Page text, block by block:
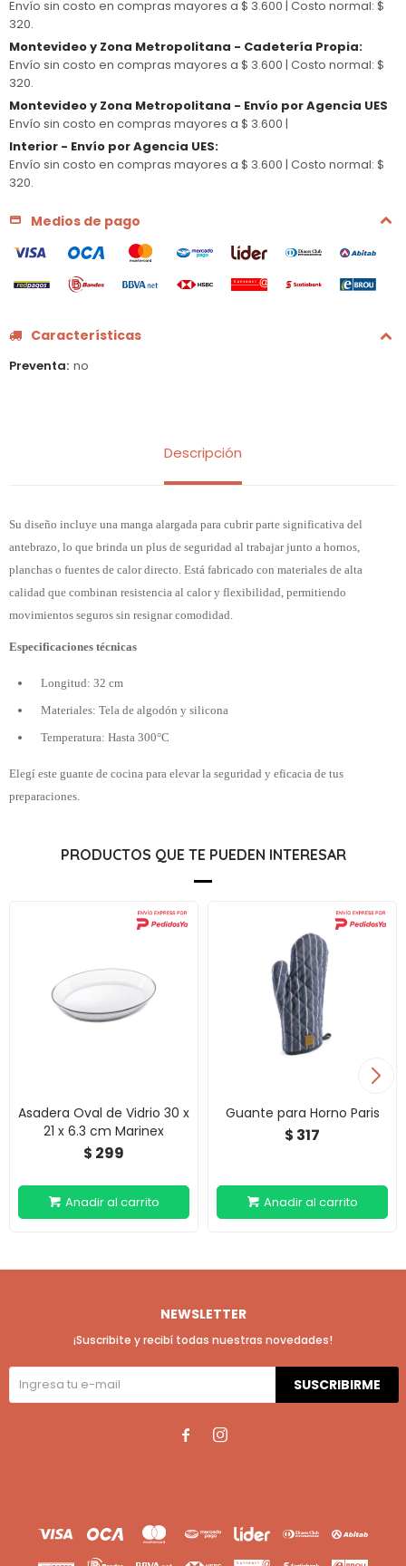
Envío sin costo en compras mayores a $ 3.600 | Costo normal: $
320.
Montevideo y Zona Metropolitana - Cadetería Propia:
Envío sin costo en compras mayores a $ 3.600 | Costo normal: $
320.
Montevideo y Zona Metropolitana - Envío por Agencia UES
Envío sin costo en compras mayores a $ 3.600 |
Interior - Envío por Agencia UES:
Envío sin costo en compras mayores a $ 3.600 | Costo normal: $
320.
Medios de pago
Características
Preventa no
Descripción
Su diseño incluye una manga alargada para cubrir parte significativa del
antebrazo, lo que brinda un plus de seguridad al trabajar junto a hornos,
planchas o fuentes de calor directo. Está fabricado con materiales de alta
calidad que combinan resistencia al calor y flexibilidad, permitiendo
movimientos seguros sin resignar comodidad.
Especificaciones técnicas
Longitud: 32 cm
Materiales: Tela de algodón y silicona
Temperatura: Hasta 300°C
Elegí este guante de cocina para elevar la seguridad y eficacia de tus
preparaciones.
PRODUCTOS QUE TE PUEDEN INTERESAR
Asadera Oval de Vidrio 30 x
21 x 6.3 cm Marinex
$ 299
Guante para Horno Paris
$ 317
NEWSLETTER
¡Suscribite y recibí todas nuestras novedades!
SUSCRIBIRME
 